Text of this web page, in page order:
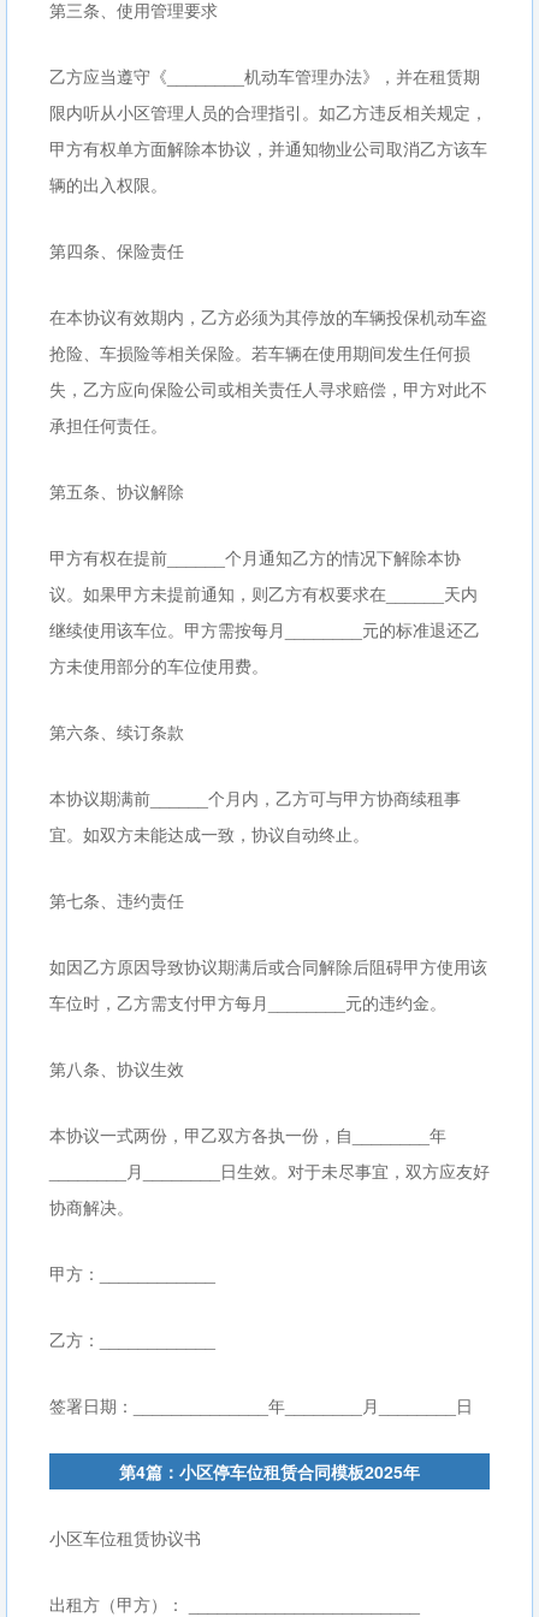
第三条、使用管理要求
乙方应当遵守《________机动车管理办法》，并在租赁期
限内听从小区管理人员的合理指引。如乙方违反相关规定，
甲方有权单方面解除本协议，并通知物业公司取消乙方该车
辆的出入权限。
第四条、保险责任
在本协议有效期内，乙方必须为其停放的车辆投保机动车盗
抢险、车损险等相关保险。若车辆在使用期间发生任何损
失，乙方应向保险公司或相关责任人寻求赔偿，甲方对此不
承担任何责任。
第五条、协议解除
甲方有权在提前______个月通知乙方的情况下解除本协
议。如果甲方未提前通知，则乙方有权要求在______天内
继续使用该车位。甲方需按每月________元的标准退还乙
方未使用部分的车位使用费。
第六条、续订条款
本协议期满前______个月内，乙方可与甲方协商续租事
宜。如双方未能达成一致，协议自动终止。
第七条、违约责任
如因乙方原因导致协议期满后或合同解除后阻碍甲方使用该
车位时，乙方需支付甲方每月________元的违约金。
第八条、协议生效
本协议一式两份，甲乙双方各执一份，自________年
________月________日生效。对于未尽事宜，双方应友好
协商解决。
甲方：____________
乙方：____________
签署日期：______________年________月________日
第4篇：小区停车位租赁合同模板2025年
小区车位租赁协议书
出租方（甲方）： ________________________